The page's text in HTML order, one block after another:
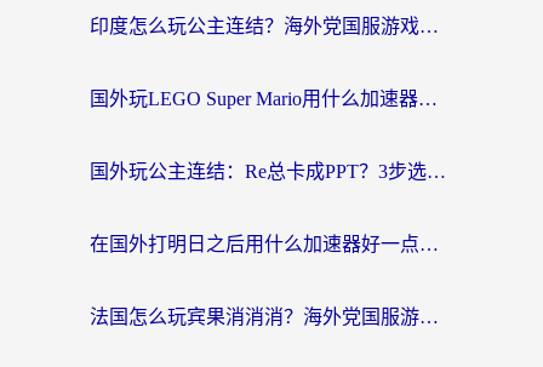
印度怎么玩公主连结？海外党国服游戏加速终极指南（附仙境传说RO重生细胞优化技巧）
国外玩LEGO Super Mario用什么加速器？2026海外玩家亲测有效指南
国外玩公主连结：Re总卡成PPT？3步选对加速器，畅玩国服无压力
在国外打明日之后用什么加速器好一点？海外玩家亲测有效的国服游戏加速指南
法国怎么玩宾果消消消？海外党国服游戏加速器终极指南（附漫威召唤与合成解决办法）